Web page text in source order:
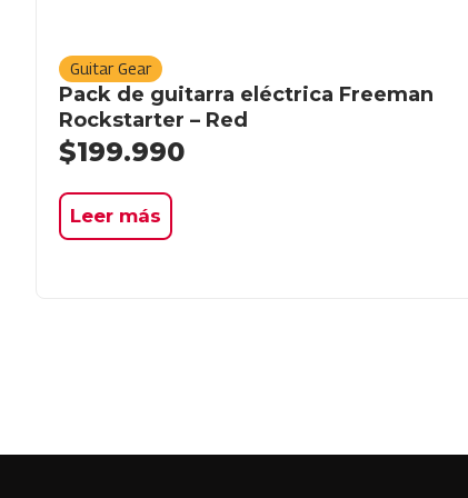
Guitar Gear
Pack de guitarra eléctrica Freeman
Rockstarter – Red
$199.990
Leer más